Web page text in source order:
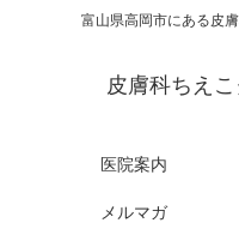
富山県高岡市にある皮
皮膚科ちえ
医院案内
メルマガ